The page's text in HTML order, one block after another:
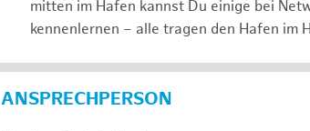
mitten im Hafen kannst Du einige bei
kennenlernen – alle tragen den Hafen im
ANSPRECHPERSON